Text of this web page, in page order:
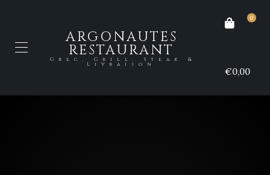
ARGONAUTES
RESTAURANT
Grec, Grill, Steak &
Livraison
0
€0,00